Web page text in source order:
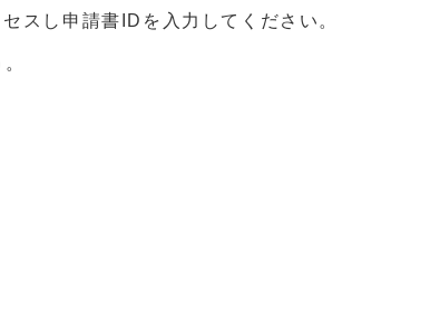
スし申請書IDを入力してください。